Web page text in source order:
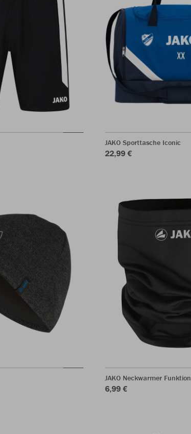
JAKO Sporttasche Iconic
22,99 €
JAKO Neckwarmer Funktion
6,99 €